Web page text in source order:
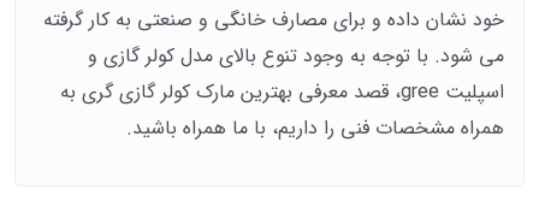
خود نشان داده و برای مصارف خانگی و صنعتی به کار گرفته
می شود. با توجه به وجود تنوع بالای مدل کولر گازی و
اسپلیت gree، قصد معرفی بهترین مارک کولر گازی گری به
همراه مشخصات فنی را داریم، با ما همراه باشید.